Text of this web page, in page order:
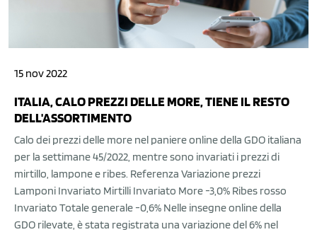
15 nov 2022
ITALIA, CALO PREZZI DELLE MORE, TIENE IL RESTO
DELL'ASSORTIMENTO
Calo dei prezzi delle more nel paniere online della GDO italiana
per la settimane 45/2022, mentre sono invariati i prezzi di
mirtillo, lampone e ribes. Referenza Variazione prezzi
Lamponi Invariato Mirtilli Invariato More -3,0% Ribes rosso
Invariato Totale generale -0,6% Nelle insegne online della
GDO rilevate, è stata registrata una variazione del 6% nel